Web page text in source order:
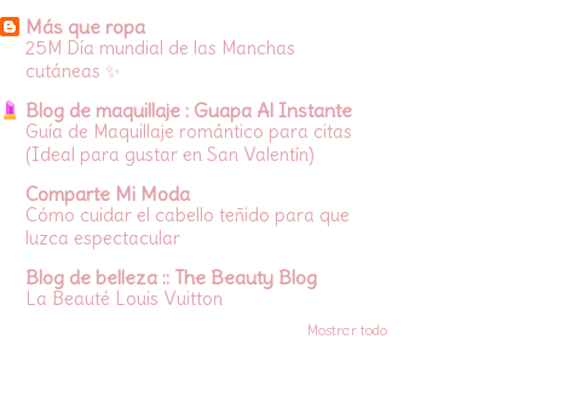
Más que ropa
25M Día mundial de las Manchas
cutáneas ✨
Blog de maquillaje : Guapa Al Instante
Guía de Maquillaje romántico para citas
(Ideal para gustar en San Valentín)
Comparte Mi Moda
Cómo cuidar el cabello teñido para que
luzca espectacular
Blog de belleza :: The Beauty Blog
La Beauté Louis Vuitton
Mostrar todo